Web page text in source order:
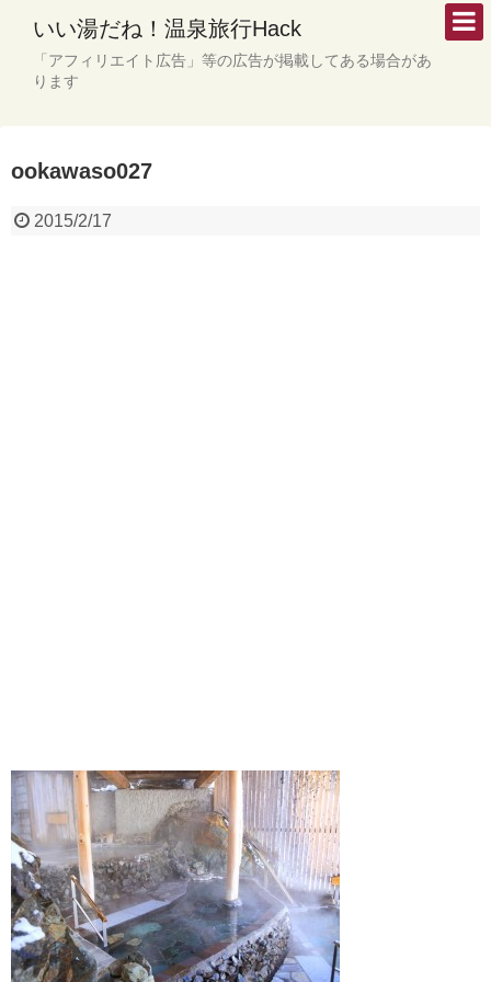
いい湯だね！温泉旅行Hack
「アフィリエイト広告」等の広告が掲載してある場合があ
ります
ookawaso027
2015/2/17